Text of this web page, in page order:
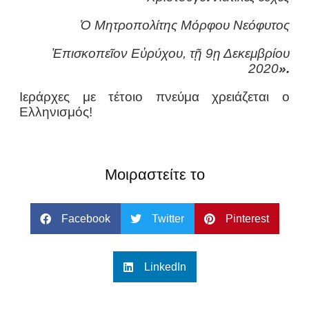
Ὁ Μητροπολίτης Μόρφου Νεόφυτος
Ἐπισκοπεῖον Εὐρύχου, τῇ 9ῃ Δεκεμβρίου
2020».
Ιεράρχες με τέτοιο πνεύμα χρειάζεται ο
Ελληνισμός!
Μοιραστείτε το
Facebook Twitter Pinterest
LinkedIn